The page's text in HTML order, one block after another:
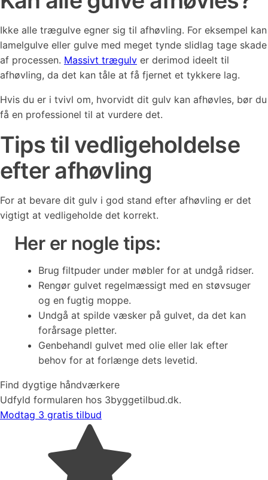
Ikke alle trægulve egner sig til afhøvling. For eksempel kan
lamelgulve eller gulve med meget tynde slidlag tage skade
af processen. Massivt trægulv er derimod ideelt til
afhøvling, da det kan tåle at få fjernet et tykkere lag.
Hvis du er i tvivl om, hvorvidt dit gulv kan afhøvles, bør du
få en professionel til at vurdere det.
Tips til vedligeholdelse
efter afhøvling
For at bevare dit gulv i god stand efter afhøvling er det
vigtigt at vedligeholde det korrekt.
Her er nogle tips:
Brug filtpuder under møbler for at undgå ridser.
Rengør gulvet regelmæssigt med en støvsuger
og en fugtig moppe.
Undgå at spilde væsker på gulvet, da det kan
forårsage pletter.
Genbehandl gulvet med olie eller lak efter
behov for at forlænge dets levetid.
Find dygtige håndværkere
Udfyld formularen hos 3byggetilbud.dk.
Modtag 3 gratis tilbud